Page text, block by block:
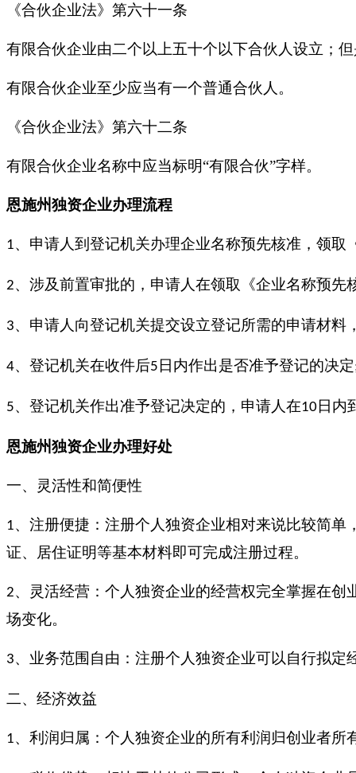
《合伙企业法》第六十一条
有限合伙企业由二个以上五十个以下合伙人设立；
有限合伙企业至少应当有一个普通合伙人。
《合伙企业法》第六十二条
有限合伙企业名称中应当标明“有限合伙”字样。
恩施州独资企业办理流程
1、申请人到登记机关办理企业名称预先核准，领取
2、涉及前置审批的，申请人在领取《企业名称预
3、申请人向登记机关提交设立登记所需的申请材料
4、登记机关在收件后5 日内作出是否准予登记的决定
5、登记机关作出准予登记决定的，申请人在10日内
恩施州独资企业办理好处
一、灵活性和简便性
1、注册便捷：注册个人独资企业相对来说比较简
证、居住证明等基本材料即可完成注册过程。
2、灵活经营：个人独资企业的经营权完全掌握在
场变化。
3、业务范围自由：注册个人独资企业可以自行拟
二、经济效益
1、利润归属：个人独资企业的所有利润归创业者